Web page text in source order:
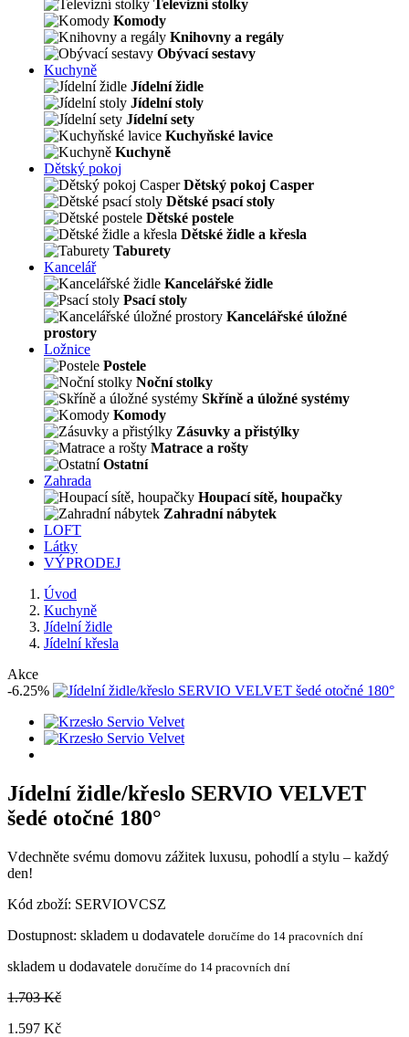
Televizní stolky
Komody
Knihovny a regály
Obývací sestavy
Kuchyně
Jídelní židle
Jídelní stoly
Jídelní sety
Kuchyňské lavice
Kuchyně
Dětský pokoj
Dětský pokoj Casper
Dětské psací stoly
Dětské postele
Dětské židle a křesla
Taburety
Kancelář
Kancelářské židle
Psací stoly
Kancelářské úložné
prostory
Ložnice
Postele
Noční stolky
Skříně a úložné systémy
Komody
Zásuvky a přistýlky
Matrace a rošty
Ostatní
Zahrada
Houpací sítě, houpačky
Zahradní nábytek
LOFT
Látky
VÝPRODEJ
Úvod
Kuchyně
Jídelní židle
Jídelní křesla
Akce
-6.25%
Jídelní židle/křeslo SERVIO VELVET
šedé otočné 180°
Vdechněte svému domovu zážitek luxusu, pohodlí a stylu – každý
den!
Kód zboží: SERVIOVCSZ
Dostupnost: skladem u dodavatele doručíme do 14 pracovních dní
skladem u dodavatele doručíme do 14 pracovních dní
1.703 Kč
1.597 Kč